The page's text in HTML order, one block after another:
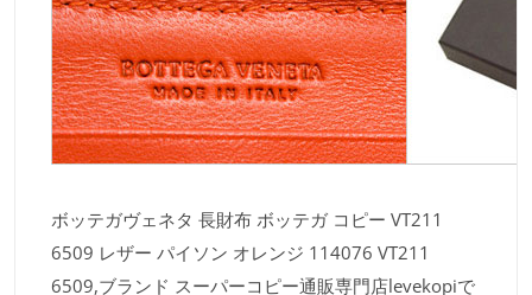
ボッテガヴェネタ 長財布 ボッテガ コピー VT211
6509 レザー パイソン オレンジ 114076 VT211
6509,ブランド スーパーコピー通販専門店levekopiで